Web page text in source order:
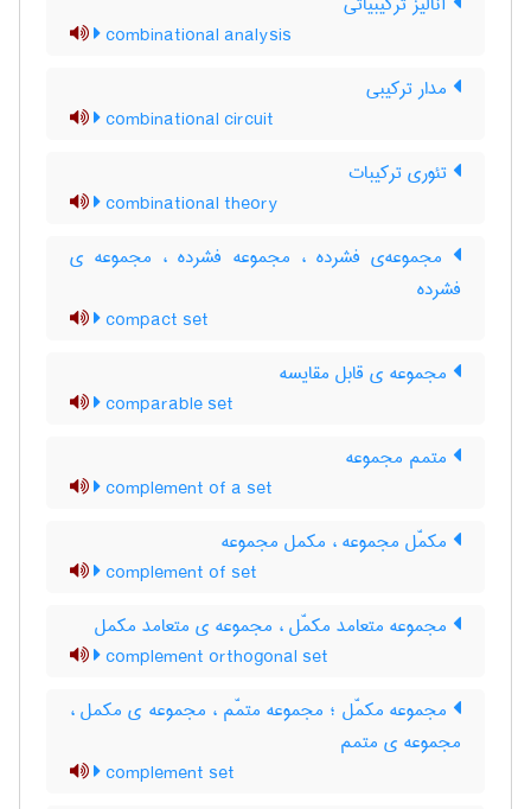
combinational analysis
مدار ترکیبی
combinational circuit
تئوری ترکیبات
combinational theory
مجموعه‌ی فشرده ، مجموعه فشرده ، مجموعه ی
فشرده
compact set
مجموعه ی قابل مقایسه
comparable set
متمم مجموعه
complement of a set
مکمّل مجموعه ، مکمل مجموعه
complement of set
مجموعه متعامد مکمّل ، مجموعه ی متعامد مکمل
complement orthogonal set
مجموعه مکمّل ؛ مجموعه متمّم ، مجموعه ی مکمل ،
مجموعه ی متمم
complement set